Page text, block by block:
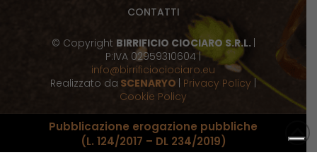
CONTATTI
© Copyright BIRRIFICIO CIOCIARO S.R.L. |
P:IVA 02959310604 |
info@birrificiociociaro.eu
Realizzato da SCENARYO | Privacy Policy |
Cookie Policy
Pubblicazione erogazione pubbliche
(L. 124/2017 – DL 234/2019)